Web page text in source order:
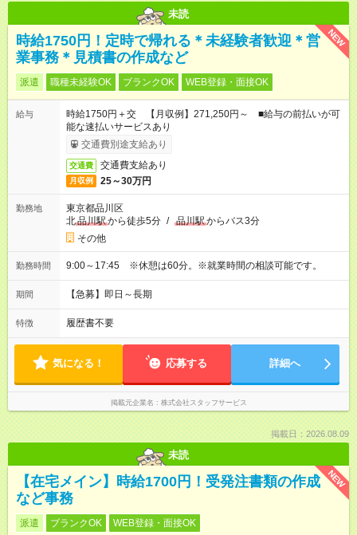
未読
NEW
時給1750円！定時で帰れる＊未経験者歓迎＊営
業事務＊見積書の作成など
派遣 職種未経験OK ブランクOK WEB登録・面接OK
給与
時給1750円＋交 【月収例】271,250円～ ■給与の前払いが可
能な速払いサービスあり
交通費別途支給あり
交通費 交通費支給あり
月収例 25～30万円
勤務地
東京都品川区
北品川駅から徒歩5分 / 品川駅からバス3分
その他
勤務時間 9:00～17:45 ※休憩は60分。※就業時間の相談可能です。
期間 【急募】即日～長期
特徴 履歴書不要
気になる！ 応募する 詳細へ
掲載元企業名 株式会社スタッフサービス
掲載日：2026.08.09
未読
NEW
【在宅メイン】時給1700円！受発注書類の作成
など事務
派遣 ブランクOK WEB登録・面接OK